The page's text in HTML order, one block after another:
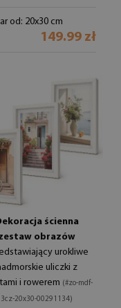
od: 20x30 cm
149.99 zł
ścienna
obrazów
urokliwe
uliczki z
i rowerem (#zo-mdf-
3cz-20x30-00291134)